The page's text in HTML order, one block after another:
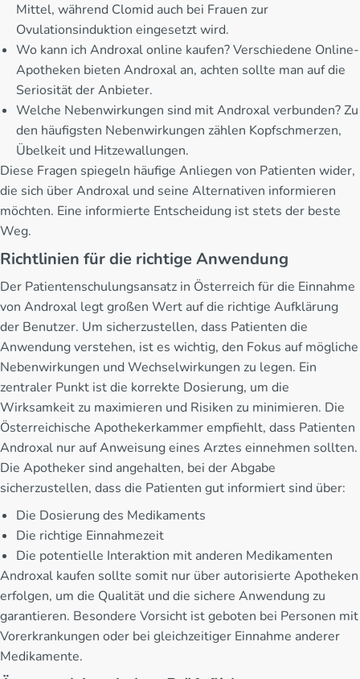
Mittel, während Clomid auch bei Frauen zur
Ovulationsinduktion eingesetzt wird.
Wo kann ich Androxal online kaufen? Verschiedene Online-
Apotheken bieten Androxal an, achten sollte man auf die
Seriosität der Anbieter.
Welche Nebenwirkungen sind mit Androxal verbunden? Zu
den häufigsten Nebenwirkungen zählen Kopfschmerzen,
Übelkeit und Hitzewallungen.
Diese Fragen spiegeln häufige Anliegen von Patienten wider,
die sich über Androxal und seine Alternativen informieren
möchten. Eine informierte Entscheidung ist stets der beste
Weg.
Richtlinien für die richtige Anwendung
Der Patientenschulungsansatz in Österreich für die Einnahme
von Androxal legt großen Wert auf die richtige Aufklärung
der Benutzer. Um sicherzustellen, dass Patienten die
Anwendung verstehen, ist es wichtig, den Fokus auf mögliche
Nebenwirkungen und Wechselwirkungen zu legen. Ein
zentraler Punkt ist die korrekte Dosierung, um die
Wirksamkeit zu maximieren und Risiken zu minimieren. Die
Österreichische Apothekerkammer empfiehlt, dass Patienten
Androxal nur auf Anweisung eines Arztes einnehmen sollten.
Die Apotheker sind angehalten, bei der Abgabe
sicherzustellen, dass die Patienten gut informiert sind über:
Die Dosierung des Medikaments
Die richtige Einnahmezeit
Die potentielle Interaktion mit anderen Medikamenten
Androxal kaufen sollte somit nur über autorisierte Apotheken
erfolgen, um die Qualität und die sichere Anwendung zu
garantieren. Besondere Vorsicht ist geboten bei Personen mit
Vorerkrankungen oder bei gleichzeitiger Einnahme anderer
Medikamente.